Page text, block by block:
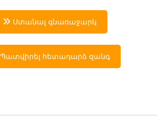
Ստանալ գնառաջարկ
հետադարձ զանգ